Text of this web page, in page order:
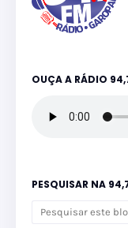
OUÇA A RÁDIO
PESQUISAR NA